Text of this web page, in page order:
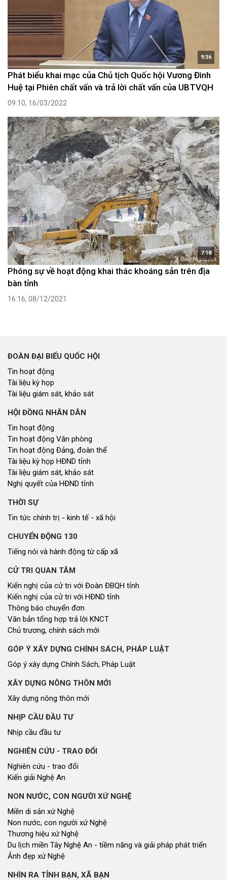
9:36
Phát biểu khai mạc của Chủ tịch Quốc hội Vương Đình
Huệ tại Phiên chất vấn và trả lời chất vấn của UBTVQH
09:10, 16/03/2022
7:18
Phóng sự về hoạt động khai thác khoáng sản trên địa
bàn tỉnh
16:16, 08/12/2021
ĐOÀN ĐẠI BIỂU QUỐC HỘI
Tin hoạt động
Tài liệu kỳ họp
Tài liệu giám sát, khảo sát
HỘI ĐỒNG NHÂN DÂN
Tin hoạt động
Tin hoạt động Văn phòng
Tin hoạt động Đảng, đoàn thể
Tài liệu kỳ họp HĐND tỉnh
Tài liệu giám sát, khảo sát
Nghị quyết của HĐND tỉnh
THỜI SỰ
Tin tức chính trị - kinh tế - xã hội
CHUYỂN ĐỘNG 130
Tiếng nói và hành động từ cấp xã
CỬ TRI QUAN TÂM
Kiến nghị của cử tri với Đoàn ĐBQH tỉnh
Kiến nghị của cử tri với HĐND tỉnh
Thông báo chuyển đơn
Văn bản tổng hợp trả lời KNCT
Chủ trương, chính sách mới
GÓP Ý XÂY DỰNG CHÍNH SÁCH, PHÁP LUẬT
Góp ý xây dựng Chính Sách, Pháp Luật
XÂY DỰNG NÔNG THÔN MỚI
Xây dựng nông thôn mới
NHỊP CẦU ĐẦU TƯ
Nhịp cầu đầu tư
NGHIÊN CỨU - TRAO ĐỔI
Nghiên cứu - trao đổi
Kiến giải Nghệ An
NON NƯỚC, CON NGƯỜI XỨ NGHỆ
Miền di sản xứ Nghệ
Non nước, con người xứ Nghệ
Thương hiệu xứ Nghệ
Du lịch miền Tây Nghệ An - tiềm năng và giải pháp phát triển
Ảnh đẹp xứ Nghệ
NHÌN RA TỈNH BẠN, XÃ BẠN